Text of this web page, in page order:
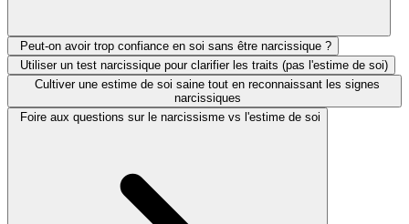
Peut-on avoir trop confiance en soi sans être narcissique ?
Utiliser un test narcissique pour clarifier les traits (pas l'estime de soi)
Cultiver une estime de soi saine tout en reconnaissant les signes
narcissiques
Foire aux questions sur le narcissisme vs l'estime de soi